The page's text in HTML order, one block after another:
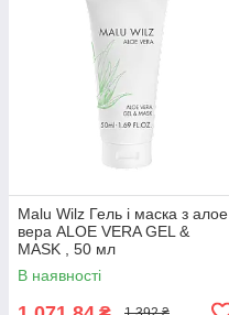
Malu Wilz Гель і маска з алое
вера ALOE VERA GEL &
MASK , 50 мл
В наявності